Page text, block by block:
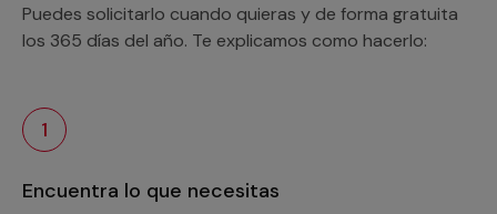
Puedes solicitarlo cuando quieras y de forma gratuita
los 365 días del año. Te explicamos como hacerlo:
1
Encuentra lo que necesitas